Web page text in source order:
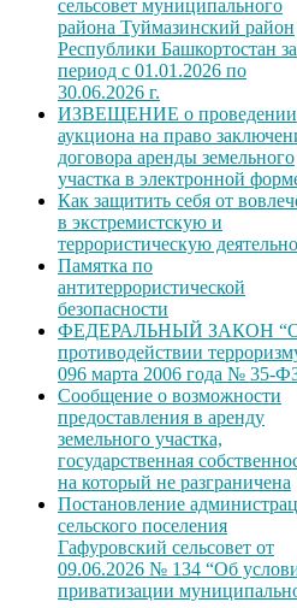
сельсовет муниципального
района Туймазинский район
Республики Башкортостан за
период с 01.01.2026 по
30.06.2026 г.
ИЗВЕЩЕНИЕ о проведении
аукциона на право
договора аренды земельного
участка в электронной
Как защитить себя от
в экстремистскую и
террористическую
Памятка по
антитеррористической
безопасности
ФЕДЕРАЛЬНЫЙ ЗАКОН
противодействии
096 марта 2006 года № 35-
Сообщение о возможности
предоставления в аренду
земельного участка,
государственная
на который не разграничена
Постановление
сельского поселения
Гафуровский сельсовет от
09.06.2026 № 134 “Об
приватизации